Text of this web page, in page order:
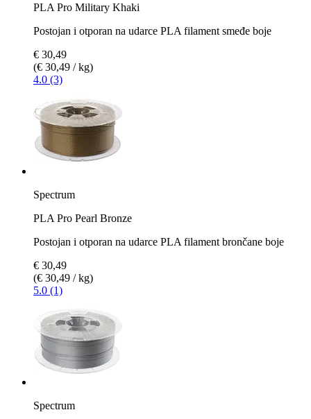
PLA Pro Military Khaki
Postojan i otporan na udarce PLA filament smeđe boje
€ 30,49
(€ 30,49 / kg)
4.0 (3)
Spectrum
PLA Pro Pearl Bronze
Postojan i otporan na udarce PLA filament brončane boje
€ 30,49
(€ 30,49 / kg)
5.0 (1)
Spectrum